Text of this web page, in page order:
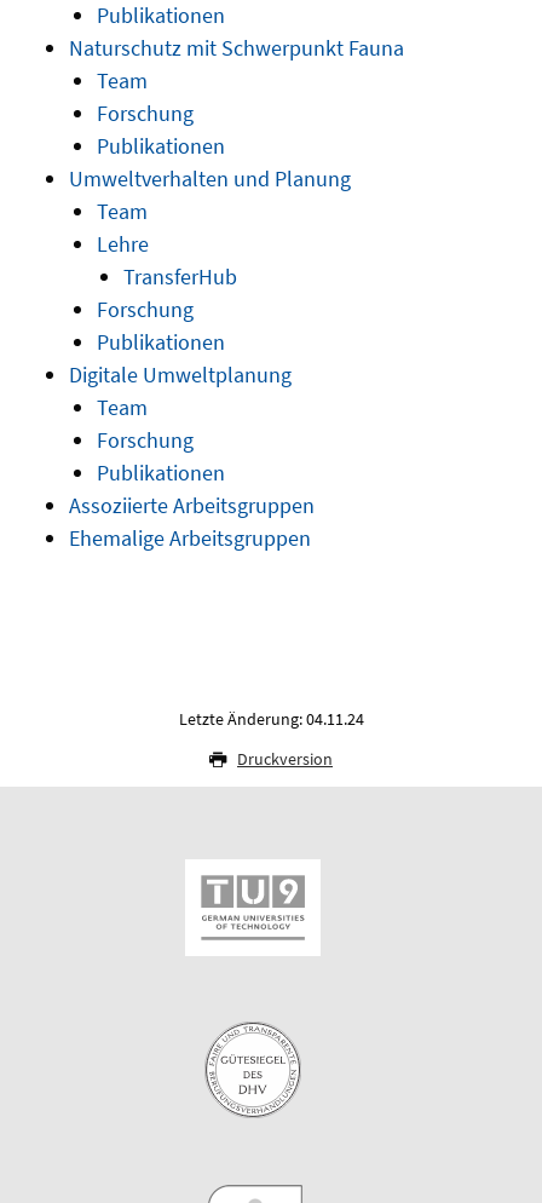
Publikationen
Naturschutz mit Schwerpunkt Fauna
Team
Forschung
Publikationen
Umweltverhalten und Planung
Team
Lehre
TransferHub
Forschung
Publikationen
Digitale Umweltplanung
Team
Forschung
Publikationen
Assoziierte Arbeitsgruppen
Ehemalige Arbeitsgruppen
Letzte Änderung: 04.11.24
Druckversion